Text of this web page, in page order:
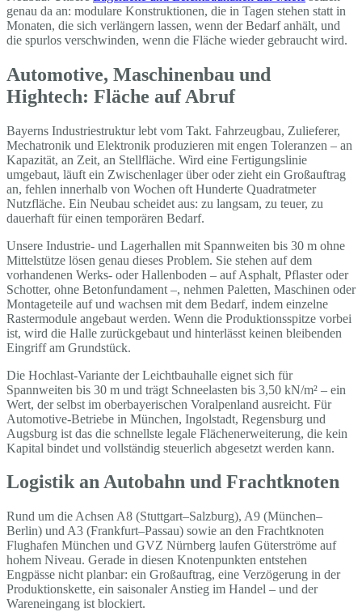
genau da an: modulare Konstruktionen, die in Tagen stehen statt in
Monaten, die sich verlängern lassen, wenn der Bedarf anhält, und
die spurlos verschwinden, wenn die Fläche wieder gebraucht wird.
Automotive, Maschinenbau und
Hightech: Fläche auf Abruf
Bayerns Industriestruktur lebt vom Takt. Fahrzeugbau, Zulieferer,
Mechatronik und Elektronik produzieren mit engen Toleranzen – an
Kapazität, an Zeit, an Stellfläche. Wird eine Fertigungslinie
umgebaut, läuft ein Zwischenlager über oder zieht ein Großauftrag
an, fehlen innerhalb von Wochen oft Hunderte Quadratmeter
Nutzfläche. Ein Neubau scheidet aus: zu langsam, zu teuer, zu
dauerhaft für einen temporären Bedarf.
Unsere Industrie- und Lagerhallen mit Spannweiten bis 30 m ohne
Mittelstütze lösen genau dieses Problem. Sie stehen auf dem
vorhandenen Werks- oder Hallenboden – auf Asphalt, Pflaster oder
Schotter, ohne Betonfundament –, nehmen Paletten, Maschinen oder
Montageteile auf und wachsen mit dem Bedarf, indem einzelne
Rastermodule angebaut werden. Wenn die Produktionsspitze vorbei
ist, wird die Halle zurückgebaut und hinterlässt keinen bleibenden
Eingriff am Grundstück.
Die Hochlast-Variante der Leichtbauhalle eignet sich für
Spannweiten bis 30 m und trägt Schneelasten bis 3,50 kN/m² – ein
Wert, der selbst im oberbayerischen Voralpenland ausreicht. Für
Automotive-Betriebe in München, Ingolstadt, Regensburg und
Augsburg ist das die schnellste legale Flächenerweiterung, die kein
Kapital bindet und vollständig steuerlich abgesetzt werden kann.
Logistik an Autobahn und Frachtknoten
Rund um die Achsen A8 (Stuttgart–Salzburg), A9 (München–
Berlin) und A3 (Frankfurt–Passau) sowie an den Frachtknoten
Flughafen München und GVZ Nürnberg laufen Güterströme auf
hohem Niveau. Gerade in diesen Knotenpunkten entstehen
Engpässe nicht planbar: ein Großauftrag, eine Verzögerung in der
Produktionskette, ein saisonaler Anstieg im Handel – und der
Wareneingang ist blockiert.